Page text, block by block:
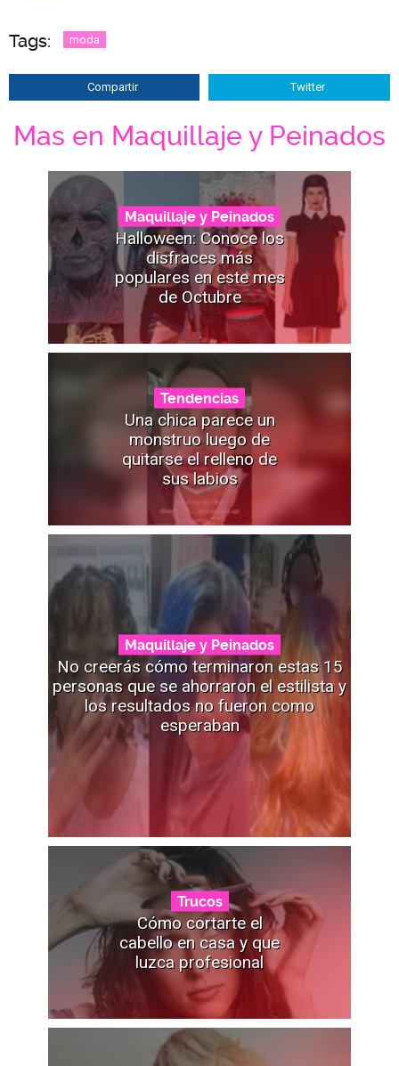
Tags: moda
Compartir Twitter
Mas en Maquillaje y Peinados
Maquillaje y Peinados
Halloween: Conoce los
disfraces más
populares en este mes
de Octubre
Tendencias
Una chica parece un
monstruo luego de
quitarse el relleno de
sus labios
Maquillaje y Peinados
No creerás cómo terminaron estas 15
personas que se ahorraron el estilista y
los resultados no fueron como
esperaban
Trucos
Cómo cortarte el
cabello en casa y que
luzca profesional